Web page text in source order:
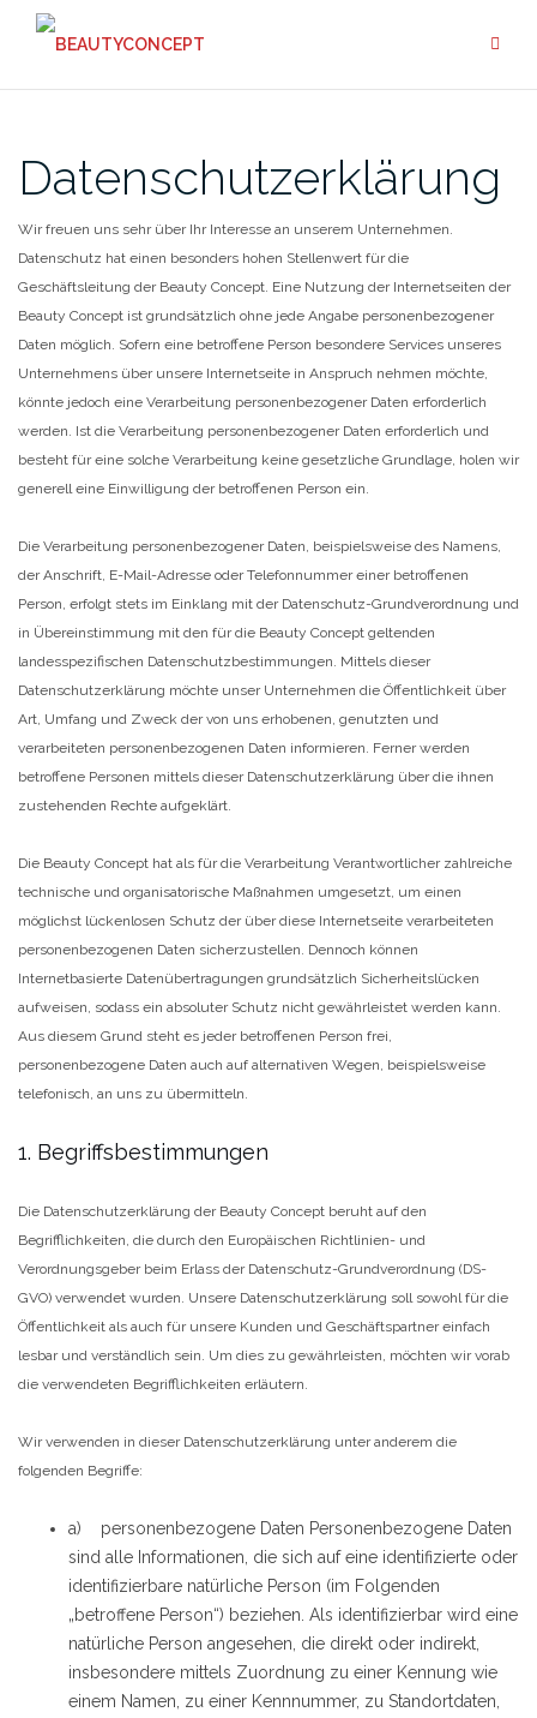
Zum
Datenschutzerklärung
Wir freuen uns sehr über Ihr Interesse an unserem Unternehmen.
Datenschutz hat einen besonders hohen Stellenwert für die
Geschäftsleitung der Beauty Concept. Eine Nutzung der Internetseiten der
Beauty Concept ist grundsätzlich ohne jede Angabe personenbezogener
Daten möglich. Sofern eine betroffene Person besondere Services unseres
Unternehmens über unsere Internetseite in Anspruch nehmen möchte,
könnte jedoch eine Verarbeitung personenbezogener Daten erforderlich
werden. Ist die Verarbeitung personenbezogener Daten erforderlich und
besteht für eine solche Verarbeitung keine gesetzliche Grundlage, holen wir
generell eine Einwilligung der betroffenen Person ein.
Die Verarbeitung personenbezogener Daten, beispielsweise des Namens,
der Anschrift, E-Mail-Adresse oder Telefonnummer einer betroffenen
Person, erfolgt stets im Einklang mit der Datenschutz-Grundverordnung und
in Übereinstimmung mit den für die Beauty Concept geltenden
landesspezifischen Datenschutzbestimmungen. Mittels dieser
Datenschutzerklärung möchte unser Unternehmen die Öffentlichkeit über
Art, Umfang und Zweck der von uns erhobenen, genutzten und
verarbeiteten personenbezogenen Daten informieren. Ferner werden
betroffene Personen mittels dieser Datenschutzerklärung über die ihnen
zustehenden Rechte aufgeklärt.
Die Beauty Concept hat als für die Verarbeitung Verantwortlicher zahlreiche
technische und organisatorische Maßnahmen umgesetzt, um einen
möglichst lückenlosen Schutz der über diese Internetseite verarbeiteten
personenbezogenen Daten sicherzustellen. Dennoch können
Internetbasierte Datenübertragungen grundsätzlich Sicherheitslücken
aufweisen, sodass ein absoluter Schutz nicht gewährleistet werden kann.
Aus diesem Grund steht es jeder betroffenen Person frei,
personenbezogene Daten auch auf alternativen Wegen, beispielsweise
telefonisch, an uns zu übermitteln.
1. Begriffsbestimmungen
Die Datenschutzerklärung der Beauty Concept beruht auf den
Begrifflichkeiten, die durch den Europäischen Richtlinien- und
Verordnungsgeber beim Erlass der Datenschutz-Grundverordnung (DS-
GVO) verwendet wurden. Unsere Datenschutzerklärung soll sowohl für die
Öffentlichkeit als auch für unsere Kunden und Geschäftspartner einfach
lesbar und verständlich sein. Um dies zu gewährleisten, möchten wir vorab
die verwendeten Begrifflichkeiten erläutern.
Wir verwenden in dieser Datenschutzerklärung unter anderem die
folgenden Begriffe:
a) personenbezogene Daten Personenbezogene Daten
sind alle Informationen, die sich auf eine identifizierte oder
identifizierbare natürliche Person (im Folgenden
„betroffene Person“) beziehen. Als identifizierbar wird eine
natürliche Person angesehen, die direkt oder indirekt,
insbesondere mittels Zuordnung zu einer Kennung wie
einem Namen, zu einer Kennnummer, zu Standortdaten,